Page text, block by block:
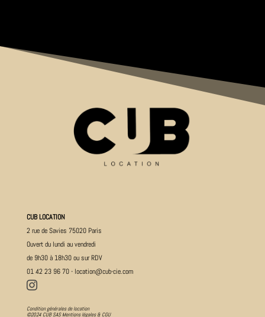
CUB LOCATION
2 rue de Savies 75020 Paris
Ouvert du lundi au vendredi
de 9h30 à 18h30 ou sur RDV
01 42 23 96 70- location@cub-cie.com

Condition générales de location
©2024 CUB SASMentions légales & CGU